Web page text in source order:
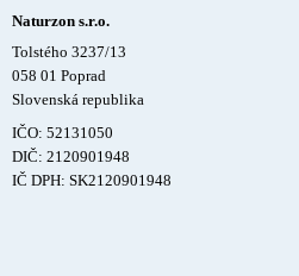
Naturzon s.r.o.
Tolstého 3237/13
058 01 Poprad
Slovenská republika
IČO: 52131050
DIČ: 2120901948
IČ DPH: SK2120901948